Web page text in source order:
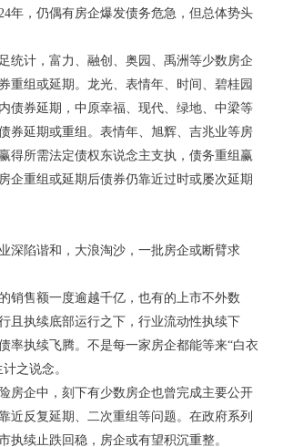
年，仍偶有房企爆发债务危急，但总体势头
统计，富力、融创、奥园、禹洲等少数房企
重组或延期。龙光、表情年、时间、碧桂园
债券延期，中原幸福、现代、绿地、中梁等
券延期或重组。表情年、旭辉、吉兆业等房
得所需法定债权东说念主支执，债务重组赢
企重组或延期后债券仍靠近过时或屡次延期
深陷谐和，大浪淘沙，一批房企或断臂求
销售额一度逾越千亿，也有的上市不外数
且执续底部运行之下，行业流动性执续下
率执续飞腾。不是每一家房企都能等来“白衣
之说念。
房企中，刻下有少数房企也曾完成主要公开
近反复延期、二次重组等问题。在政府系列
执续止跌回稳，房企或有望积沉重整。